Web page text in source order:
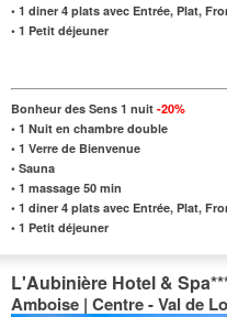
• 1 diner 4 plats avec Entrée, Plat,
• 1 Petit déjeuner
Bonheur des Sens 1 nuit -20%
• 1 Nuit en chambre double
• 1 Verre de Bienvenue
• Sauna
• 1 massage 50 min
• 1 diner 4 plats avec Entrée, Plat,
• 1 Petit déjeuner
L'Aubinière Hotel & Spa
Amboise | Centre - Val de